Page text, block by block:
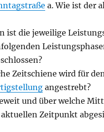
a. Wie ist der
ist die jeweilige
Zeitschiene wird für
angestrebt?
und über welche
Zeitpunkt